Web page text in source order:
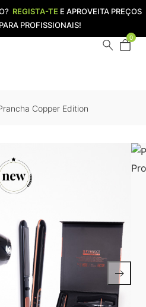
REGISTA-TE E APROVEITA PREÇOS
PROFISSIONAIS!
0
Copper Edition